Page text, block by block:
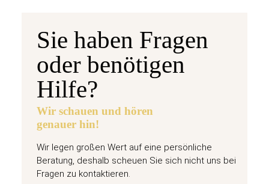
Sie haben Fragen
oder benötigen
Hilfe?
Wir schauen und hören
genauer hin!
Wir legen großen Wert auf eine persönliche
Beratung, deshalb scheuen Sie sich nicht uns bei
Fragen zu kontaktieren.